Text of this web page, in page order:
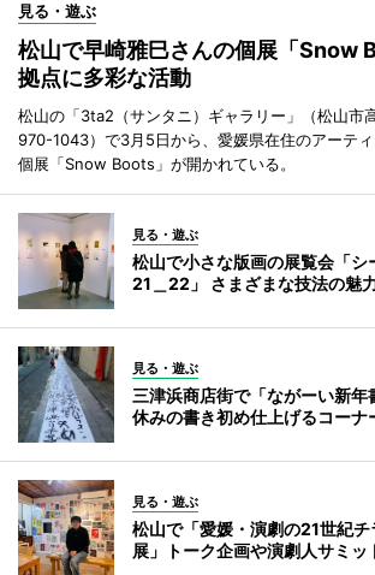
見る・遊ぶ
松山で早崎雅巳さんの個展「
拠点に多彩な活動
松山の「3ta2（サンタニ）ギャラリー」（松山市
970-1043）で3月5日から、愛媛県在住のアーテ
個展「Snow Boots」が開かれている。
見る・遊ぶ
松山で小さな版画の展覧会「シ
21＿22」 さまざまな技法の魅
見る・遊ぶ
三津浜商店街で「ながーい新
休みの書き初め仕上げるコーナ
見る・遊ぶ
松山で「愛媛・演劇の21世紀
展」トーク企画や演劇人サミッ